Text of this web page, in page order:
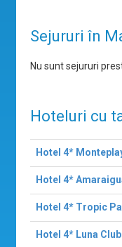
Sejururi în
Nu sunt sejururi
Hoteluri cu
Hotel 4*
Hotel 4*
Hotel 4* Tropic
Hotel 4* Luna Club